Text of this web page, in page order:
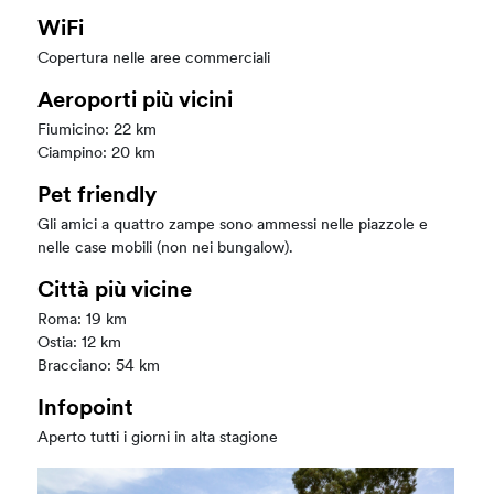
WiFi
Copertura nelle aree commerciali
Aeroporti più vicini
Fiumicino: 22 km
Ciampino: 20 km
Pet friendly
Gli amici a quattro zampe sono ammessi nelle piazzole e
nelle case mobili (non nei bungalow).
Città più vicine
Roma: 19 km
Ostia: 12 km
Bracciano: 54 km
Infopoint
Aperto tutti i giorni in alta stagione